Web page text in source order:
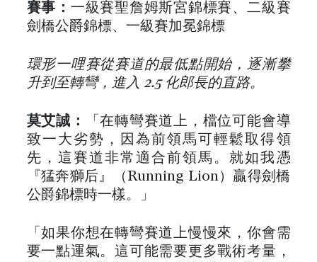
賽事： 一級賽聖詹姆斯宮錦標賽、二級賽
劍橋公爵錦標、一級賽加冕錦標
環形一哩賽從賽道的最低點開始，逐漸攀
升到至轉彎，進入 2.5 化郎長的直路。
莫艾誠：
「在轉彎賽道上，檔位可能會導
致一大劣勢，因為前領馬可輕鬆取得領
先，這賽道非常適合前領馬。就如我憑
『猛奔獅后』（Running Lion）贏得劍橋
公爵錦標時一樣。」
「如果你想在轉彎賽道上慢慢來，你會需
要一點運氣。這可能需要更多戰術考量，